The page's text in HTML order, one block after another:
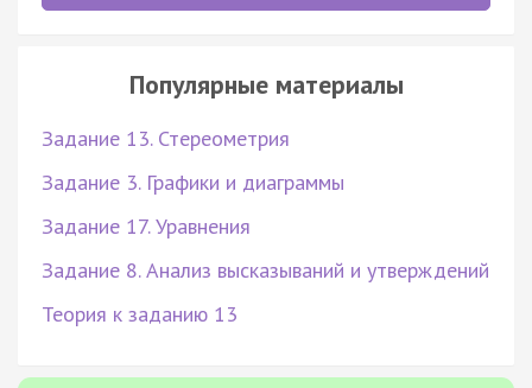
Популярные материалы
Задание 13. Стереометрия
Задание 3. Графики и диаграммы
Задание 17. Уравнения
Задание 8. Анализ высказываний и утверждений
Теория к заданию 13